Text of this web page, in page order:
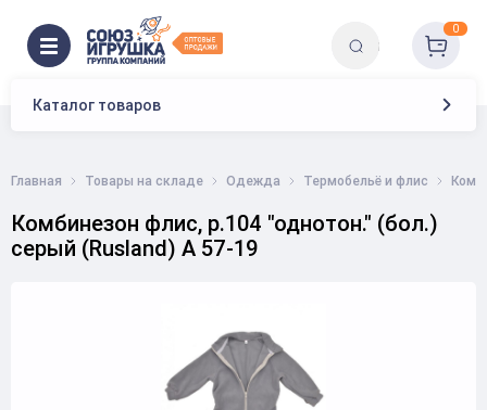
Каталог товаров
0
Главная Товары на складе Одежда Термобельё и флис
Комбинезон флис, р.104 "однотон." (бол.)
серый (Rusland) А 57-19